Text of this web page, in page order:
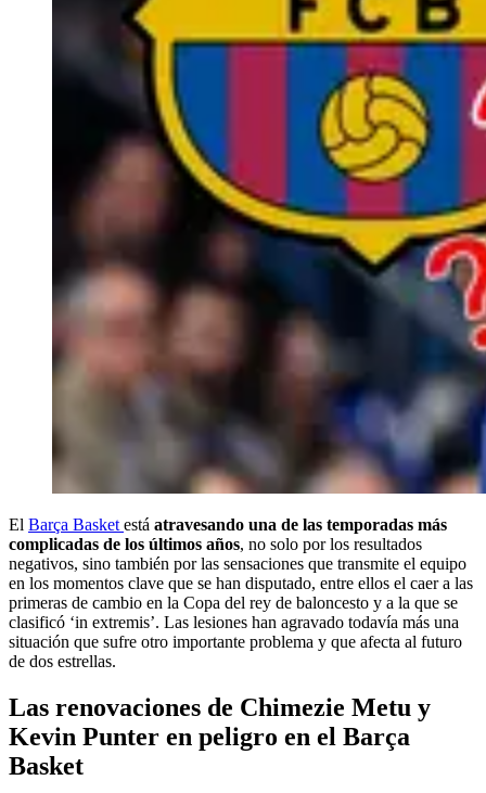
El Barça Basket está atravesando una de las temporadas más
complicadas de los últimos años, no solo por los resultados
negativos, sino también por las sensaciones que transmite el equipo
en los momentos clave que se han disputado, entre ellos el caer a las
primeras de cambio en la Copa del rey de baloncesto y a la que se
clasificó ‘in extremis’. Las lesiones han agravado todavía más una
situación que sufre otro importante problema y que afecta al futuro
de dos estrellas.
Las renovaciones de Chimezie Metu y
Kevin Punter en peligro en el Barça
Basket